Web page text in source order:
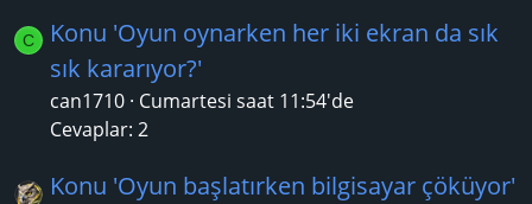
C
Konu 'Oyun oynarken her iki ekran da sık
sık kararıyor?'
can1710 Cumartesi saat 11:54'de
Cevaplar: 2
Konu 'Oyun başlatırken bilgisayar çöküyor'